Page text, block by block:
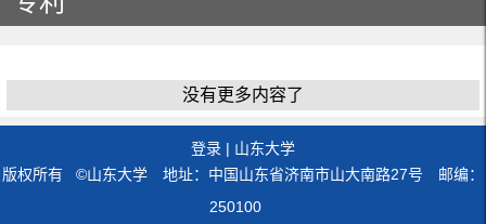
没有更多内容了
登录 | 山东大学
版权所有 ©山东大学 地址：中国山东省济南市山大南路27号 邮编：
250100